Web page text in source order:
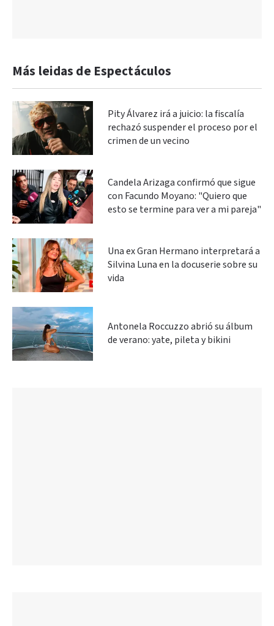
Más leidas de Espectáculos
Pity Álvarez irá a juicio: la fiscalía
rechazó suspender el proceso por el
crimen de un vecino
Candela Arizaga confirmó que sigue
con Facundo Moyano: "Quiero que
esto se termine para ver a mi pareja"
Una ex Gran Hermano interpretará a
Silvina Luna en la docuserie sobre su
vida
Antonela Roccuzzo abrió su álbum
de verano: yate, pileta y bikini